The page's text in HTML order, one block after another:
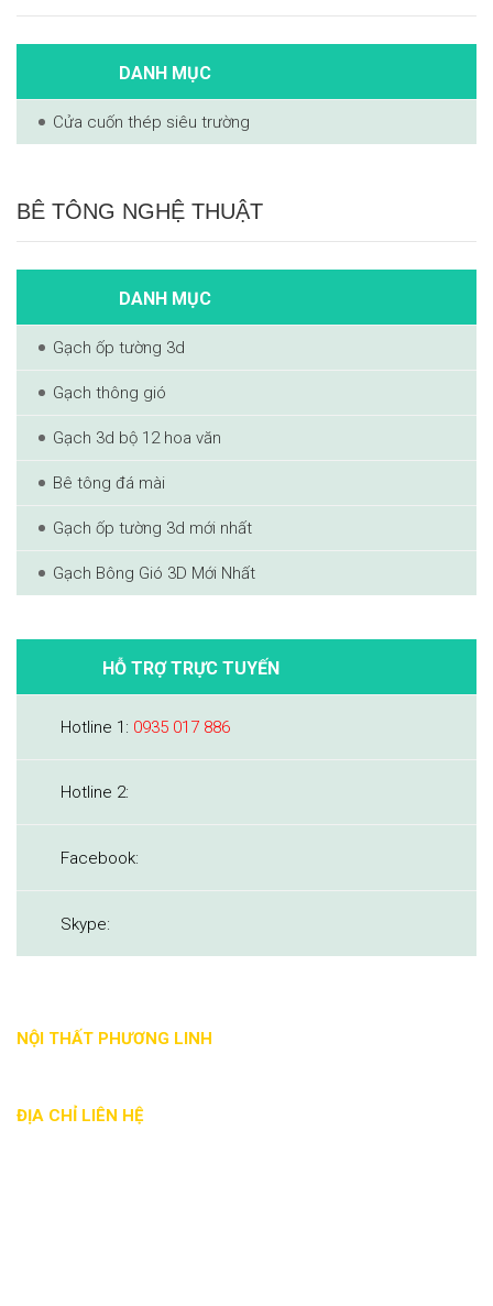
DANH MỤC
Cửa cuốn thép siêu trường
BÊ TÔNG NGHỆ THUẬT
DANH MỤC
Gạch ốp tường 3d
Gạch thông gió
Gạch 3d bộ 12 hoa văn
Bê tông đá mài
Gạch ốp tường 3d mới nhất
Gạch Bông Gió 3D Mới Nhất
HỖ TRỢ TRỰC TUYẾN
Hotline 1: 0935 017 886
Hotline 2:
Facebook:
Skype:
NỘI THẤT PHƯƠNG LINH
ĐỊA CHỈ LIÊN HỆ